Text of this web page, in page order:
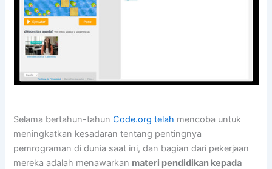
Selama bertahun-tahunCode.org telah mencoba untuk
meningkatkan kesadaran tentang pentingnya
pemrograman di dunia saat ini, dan bagian dari pekerjaan
mereka adalah menawarkan materi pendidikan kepada